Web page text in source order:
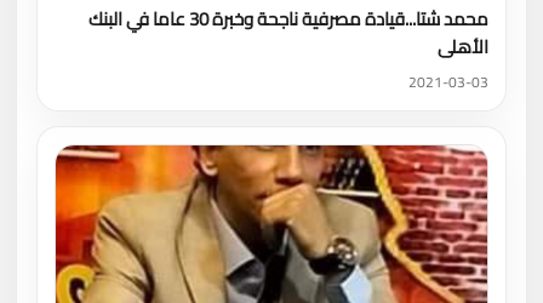
محمد شتا...قيادة مصرفية ناجحة وخبرة 30 عاما في البنك
الأهلى
2021-03-03